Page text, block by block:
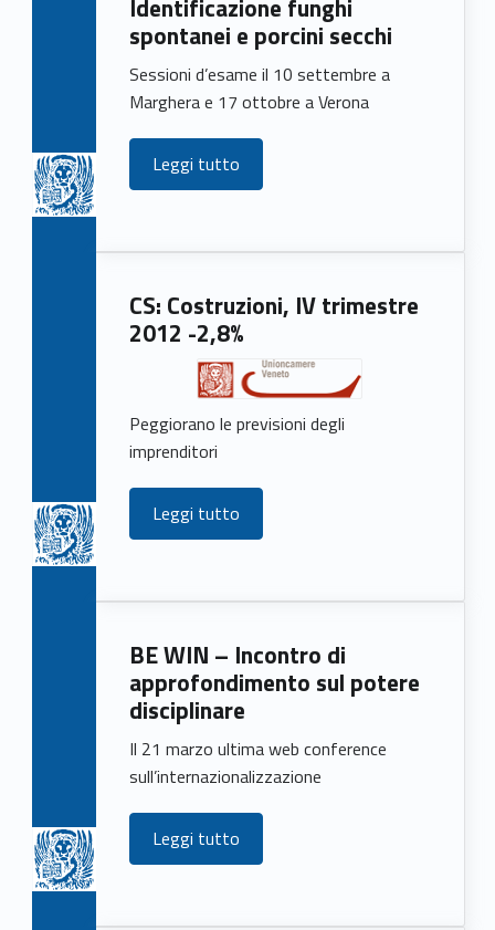
(
p
)
Identificazione funghi
spontanei e porcini secchi
Sessioni d’esame il 10 settembre a
Marghera e 17 ottobre a Verona
Leggi tutto
CS: Costruzioni, IV trimestre
2012 -2,8%
Peggiorano le previsioni degli
imprenditori
Leggi tutto
BE WIN – Incontro di
approfondimento sul potere
disciplinare
Il 21 marzo ultima web conference
sull’internazionalizzazione
Leggi tutto